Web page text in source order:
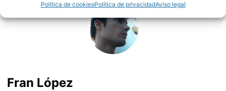
Política de cookiesPolítica de privacidadAviso legal
Fran López